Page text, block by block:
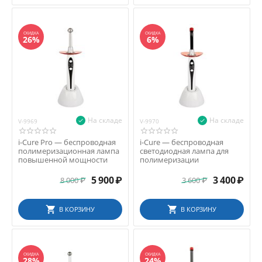
СКИДКА
26%
V-9969 На складе
i-Cure Pro — беспроводная
полимеризационная лампа
повышенной мощности
8 000₽ 5 900₽
В КОРЗИНУ
СКИДКА
6%
V-9970 На складе
i-Cure — беспроводная
светодиодная лампа для
полимеризации
3 600₽ 3 400₽
В КОРЗИНУ
СКИДКА СКИДКА